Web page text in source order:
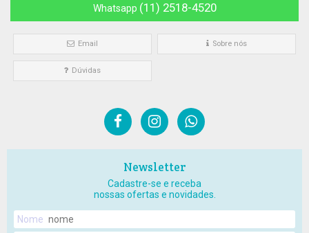
Whatsapp (11) 2518-4520
Email Sobre nós
Dúvidas
Newsletter
Cadastre-se e receba
nossas ofertas e novidades.
Nome